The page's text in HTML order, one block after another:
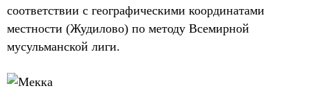
соответствии с географическими координатами
местности (Жудилово) по методу Всемирной
мусульманской лиги.